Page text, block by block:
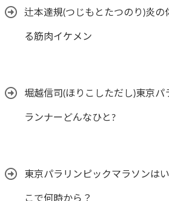
辻本達規(つじもとたつのり)炎の
る筋肉イケメン
堀越信司(ほりこしただし)東京
ランナーどんなひと?
東京パラリンピックマラソンは
こで何時から？